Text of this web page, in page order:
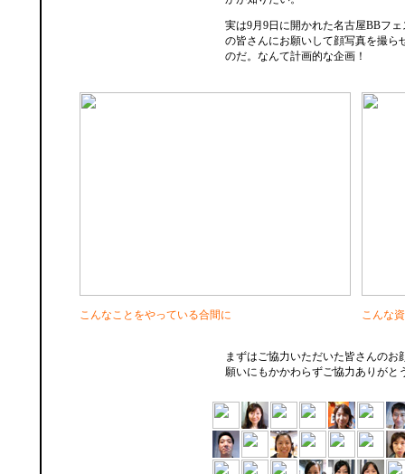
実は9月9日に開かれた名古屋BBフ
の皆さんにお願いして顔写真を撮ら
のだ。なんて計画的な企画！
こんなことをやっている合間に こんな
まずはご協力いただいた皆さんのお
願いにもかかわらずご協力ありがと